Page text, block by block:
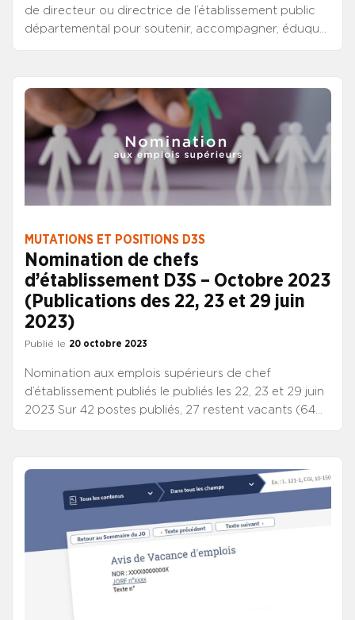
de directeur ou directrice de l’établissement public
départemental pour soutenir, accompagner, éduquer
MUTATIONS ET POSITIONS D3S
Nomination de chefs
d’établissement D3S – Octobre 2023
(Publications des 22, 23 et 29 juin
2023)
Publié le 20 octobre 2023
Nomination aux emplois supérieurs de chef
d’établissement publiés le publiés les 22, 23 et 29 juin
2023 Sur 42 postes publiés, 27 restent vacants (64%)